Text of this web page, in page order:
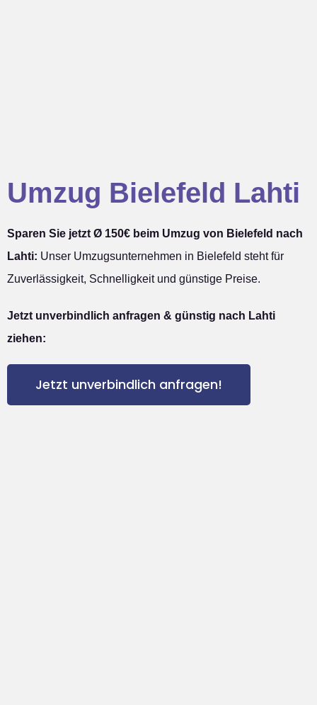
Umzug Bielefeld Lahti
Sparen Sie jetzt Ø 150€ beim Umzug von Bielefeld nach
Lahti: Unser Umzugsunternehmen in Bielefeld steht für
Zuverlässigkeit, Schnelligkeit und günstige Preise.
Jetzt unverbindlich anfragen & günstig nach Lahti
ziehen:
Jetzt unverbindlich anfragen!